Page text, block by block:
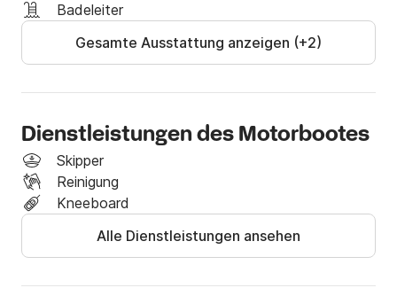
Badeleiter
Gesamte Ausstattung anzeigen (+2)
Dienstleistungen des Motorbootes
Skipper
Reinigung
Kneeboard
Alle Dienstleistungen ansehen